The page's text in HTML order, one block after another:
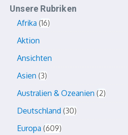
Unsere Rubriken
Afrika 16
Aktion
Ansichten
Asien 3
Australien & Ozeanien 2
Deutschland 30
Europa 609